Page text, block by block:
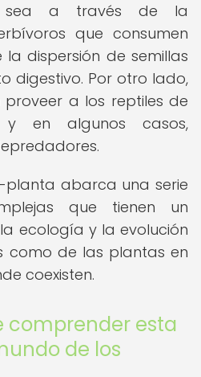
sea a través de la
que consumen
dispersión de semillas
digestivo. Por otro lado,
a los reptiles de
y en algunos casos,
planta abarca una serie
que tienen un
ecología y la evolución
como de las plantas en
coexisten.
comprender esta
de los